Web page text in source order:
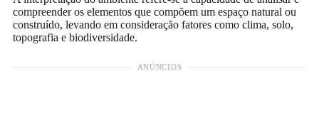
compreender os elementos que compõem um espaço natural ou
construído, levando em consideração fatores como clima, solo,
topografia e biodiversidade.
ANÚNCIOS